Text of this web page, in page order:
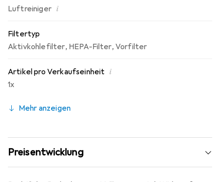
Luftreiniger i
Filtertyp
Aktivkohlefilter, HEPA-Filter, Vorfilter
Artikel pro Verkaufseinheit i
1x
Mehr anzeigen
Preisentwicklung